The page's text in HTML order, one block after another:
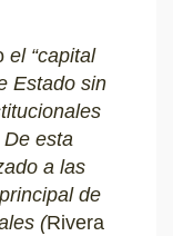
el “capital
Estado sin
De esta
a las
de
(Rivera